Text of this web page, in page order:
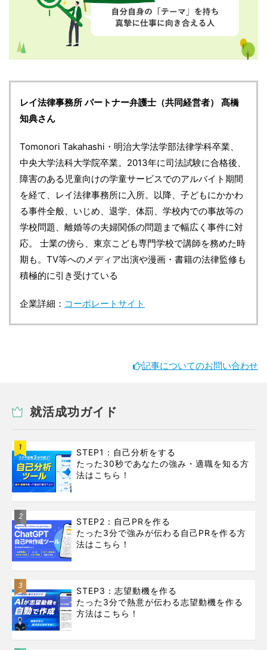
レイ法律事務所 パートナー弁護士（共同経営者） 髙橋
知典さん
Tomonori Takahashi・明治大学法学部法律学科卒業、
中央大学法科大学院卒業。2013年に司法試験に合格後、
障害のある児童向けの学童サービスでのアルバイト期間
を経て、レイ法律事務所に入所。以降、子どもにかかわ
る事件全般、いじめ、退学、体罰、学校内での事故等の
学校問題、離婚等の夫婦関係の問題まで幅広く事件に対
応。 士業の傍ら、東京こども専門学校で講師を務めた時
期も。TV等へのメディア出演や漫画・書籍の法律監修も
積極的に引き受けている
企業詳細： コーポレートサイト
記事についてのお問い合わせ
就活成功ガイド
1
STEP1：自己分析をする
たった30秒であなたの強み・適職を知る方
法はこちら！
2
STEP2：自己PRを作る
たった3分で強みが伝わる自己PRを作る方
法はこちら！
3
STEP3：志望動機を作る
たった3分で熱意が伝わる志望動機を作る
方法はこちら！